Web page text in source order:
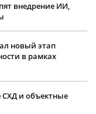
внедрение ИИ,
новый этап
в рамках
и объектные